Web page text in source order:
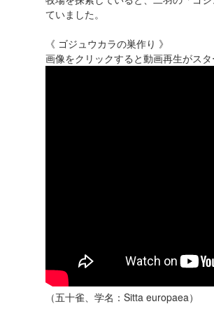
ていました。
《 ゴジュウカラの巣作り 》
画像をクリックすると動画再生がス
（五十雀、学名：Sitta europaea）